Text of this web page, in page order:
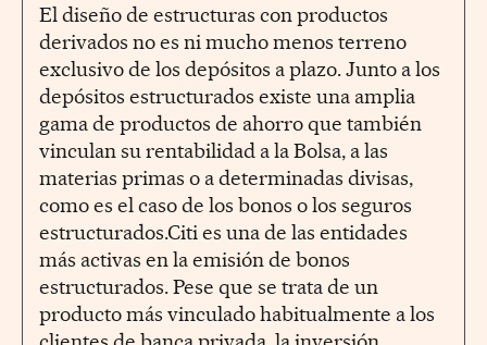
El diseño de estructuras con productos
derivados no es ni mucho menos terreno
exclusivo de los depósitos a plazo. Junto a los
depósitos estructurados existe una amplia
gama de productos de ahorro que también
vinculan su rentabilidad a la Bolsa, a las
materias primas o a determinadas divisas,
como es el caso de los bonos o los seguros
estructurados.Citi es una de las entidades
más activas en la emisión de bonos
estructurados. Pese que se trata de un
producto más vinculado habitualmente a los